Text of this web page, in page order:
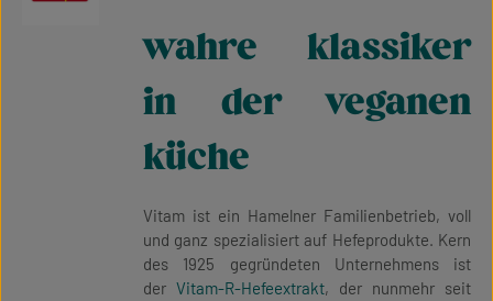
wahre klassiker
in der veganen
küche
Vitam ist ein Hamelner Familienbetrieb, voll
und ganz spezialisiert auf Hefeprodukte. Kern
des 1925 gegründeten Unternehmens ist
der Vitam-R-Hefeextrakt, der nunmehr seit